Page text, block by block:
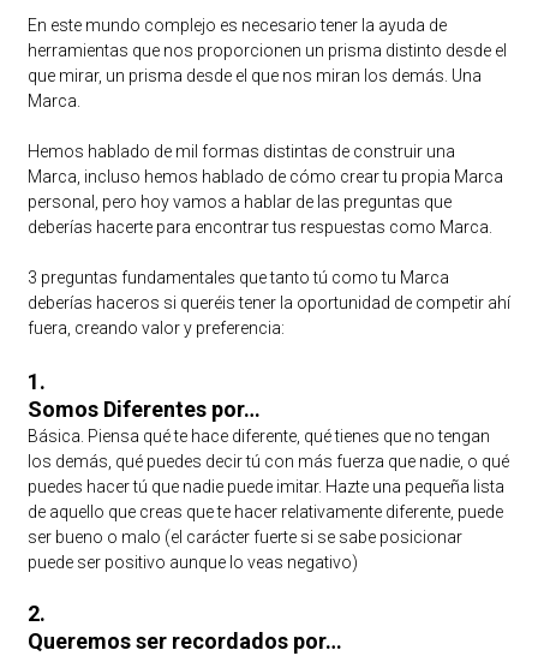
En este mundo complejo es necesario tener la ayuda de
herramientas que nos proporcionen un prisma distinto desde el
que mirar, un prisma desde el que nos miran los demás. Una
Marca.
Hemos hablado de mil formas distintas de construir una
Marca, incluso hemos hablado de cómo crear tu propia Marca
personal, pero hoy vamos a hablar de las preguntas que
deberías hacerte para encontrar tus respuestas como Marca.
3 preguntas fundamentales que tanto tú como tu Marca
deberías haceros si queréis tener la oportunidad de competir ahí
fuera, creando valor y preferencia:
1.
Somos Diferentes por…
Básica. Piensa qué te hace diferente, qué tienes que no tengan
los demás, qué puedes decir tú con más fuerza que nadie, o qué
puedes hacer tú que nadie puede imitar. Hazte una pequeña lista
de aquello que creas que te hacer relativamente diferente, puede
ser bueno o malo (el carácter fuerte si se sabe posicionar
puede ser positivo aunque lo veas negativo)
2.
Queremos ser recordados por…